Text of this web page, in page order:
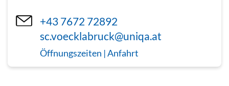
+43 7672 72892
sc.voecklabruck@uniqa.at
Öffnungszeiten | Anfahrt